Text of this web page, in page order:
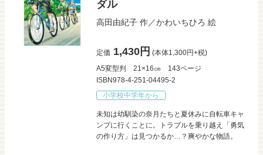
ダル
高田由紀子 作／かわいちひろ 絵
定価 1,430円 (本体1,300円+税)
A5変型判
21×16㎝
143ページ
ISBN978-4-251-04495-2
小学校中学年から
未知は幼馴染の奈月たちと夏休みに自転車キャ
ンプに行くことに。トラブルを乗り越え「勇気
の作り方」は見つかるか…？爽やかな物語。